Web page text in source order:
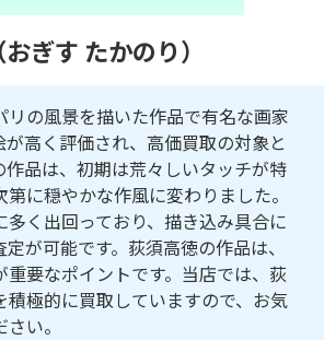
（おぎす たかのり）
リの風景を描いた作品で有名な画家
が高く評価され、高価買取の対象と
作品は、初期は荒々しいタッチが特
に穏やかな作風に変わりました。
多く出回っており、描き込み具合に
が可能です。荻須高徳の作品は、
重要なポイントです。当店では、荻
積極的に買取していますので、お気
い。